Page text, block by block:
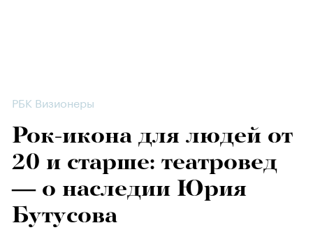
РБК Визионеры
Рок-икона для людей от
20 и старше: театровед
— о наследии Юрия
Бутусова